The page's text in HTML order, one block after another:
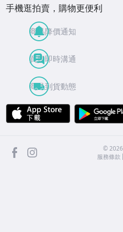
手機逛拍賣，購物更便利
商品降價通知
買賣即時溝通
商品到貨動態
APP Store
facebook ©2026
服務條款